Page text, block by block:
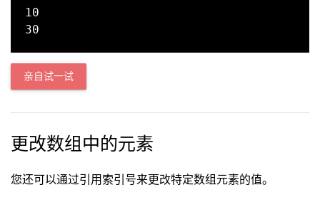
10
亲自试一试
更改数组中的元素
您还可以通过引用索引号来更改特定数组元素的值。